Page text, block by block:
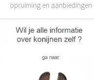
opruiming en aanbiedingen